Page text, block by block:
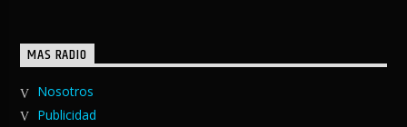
MAS RADIO
Nosotros
Publicidad